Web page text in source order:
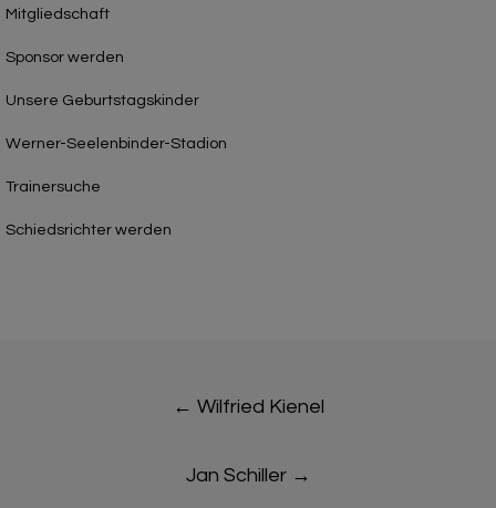
Mitgliedschaft
Sponsor werden
Unsere Geburtstagskinder
Werner-Seelenbinder-Stadion
Trainersuche
Schiedsrichter werden
← Wilfried Kienel
Jan Schiller →